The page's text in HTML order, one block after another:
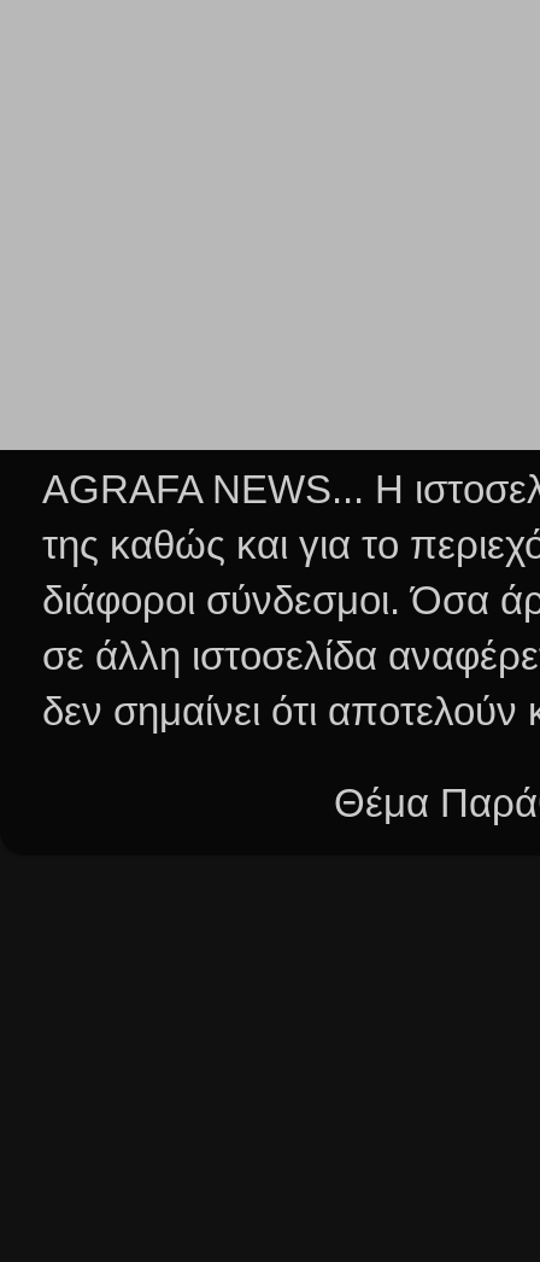
AGRAFA NEWS... Η
της καθώς και για το
διάφοροι σύνδεσμοι.Όσα
σε άλλη ιστοσελίδα
δεν σημαίνει ότι
Θέμα